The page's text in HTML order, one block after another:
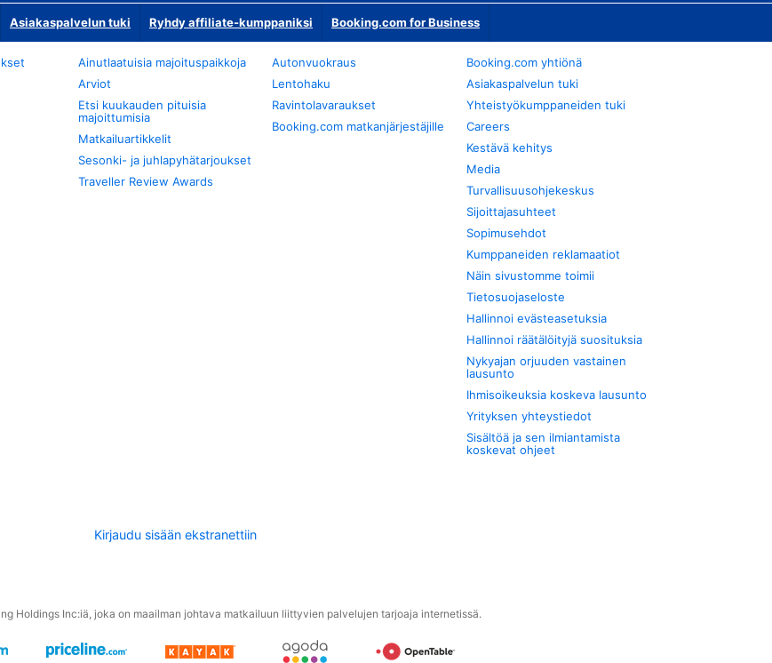
Asiakaspalvelun tuki Ryhdy affiliate-kumppaniksi Booking.com for Business
Ainutlaatuisia majoituspaikkoja
Arviot
Etsi kuukauden pituisia
majoittumisia
Matkailuartikkelit
Sesonki- ja juhlapyhätarjoukset
Traveller Review Awards
Autonvuokraus
Lentohaku
Ravintolavaraukset
Booking.com matkanjärjestäjille
Booking.com yhtiönä
Asiakaspalvelun tuki
Yhteistyökumppaneiden tuki
Careers
Kestävä kehitys
Media
Turvallisuusohjekeskus
Sijoittajasuhteet
Sopimusehdot
Kumppaneiden reklamaatiot
Näin sivustomme toimii
Tietosuojaseloste
Hallinnoi evästeasetuksia
Hallinnoi räätälöityjä suosituksia
Nykyajan orjuuden vastainen
lausunto
Ihmisoikeuksia koskeva lausunto
Yrityksen yhteystiedot
Sisältöä ja sen ilmiantamista
koskevat ohjeet
Kirjaudu sisään ekstranettiin
Holdings Inc:iä, joka on maailman johtava matkailuun liittyvien palvelujen tarjoaja internetissä.